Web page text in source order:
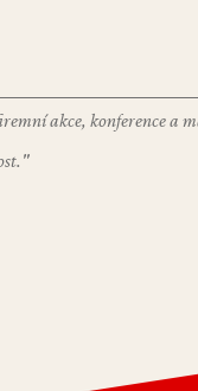
akce, konference a